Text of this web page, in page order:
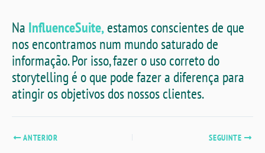
Na InfluenceSuite,estamos conscientes de que
nos encontramos num mundo saturado de
informação. Por isso, fazer o uso correto do
storytelling é o que pode fazer a diferença para
atingir os objetivos dos nossos clientes.
ANTERIOR SEGUINTE